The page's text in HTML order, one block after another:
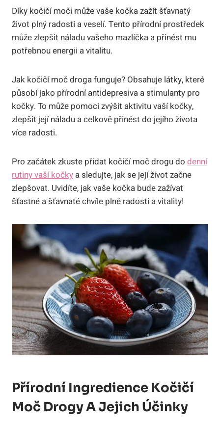
Díky kočičí‌ moči může vaše kočka⁣ zažít šťavnatý
život ‌plný radosti a ⁣veselí. Tento přírodní prostředek
⁢může zlepšit náladu vašeho ‍mazlíčka a přinést mu
potřebnou energii a ‌vitalitu.
Jak kočičí ‌moč droga funguje? ‍Obsahuje ⁣látky, které
působí jako ⁣přírodní ‌antidepresiva a stimulanty⁤ pro
kočky. To může pomoci zvýšit aktivitu vaší ⁢kočky,
zlepšit její náladu a celkově přinést do jejího života
více radosti.
Pro začátek zkuste přidat kočičí moč drogu do denní
rutiny vaší kočky a sledujte, jak ⁣se její život ‌začne
zlepšovat. Uvidíte, jak⁤ vaše kočka bude zažívat
šťastné a⁢ šťavnaté chvíle plné radosti a ‍vitality!
Přírodní Ingredience ⁣Kočičí
Moč Drogy ‌a Jejich Účinky